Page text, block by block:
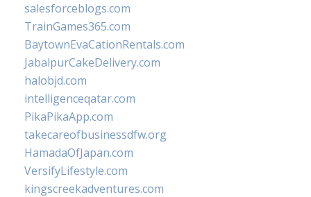
salesforceblogs.com
TrainGames365.com
BaytownEvaCationRentals.com
JabalpurCakeDelivery.com
halobjd.com
intelligenceqatar.com
PikaPikaApp.com
takecareofbusinessdfw.org
HamadaOfJapan.com
VersifyLifestyle.com
kingscreekadventures.com